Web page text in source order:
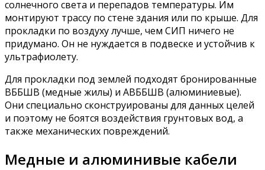
солнечного света и перепадов температуры. Им
монтируют трассу по стене здания или по крыше. Для
прокладки по воздуху лучше, чем СИП ничего не
придумано. Он не нуждается в подвеске и устойчив к
ультрафиолету.
Для прокладки под землей подходят бронированные
ВББШВ (медные жилы) и АВББШВ (алюминиевые).
Они специально сконструированы для данных целей
и поэтому не боятся воздействия грунтовых вод, а
также механических повреждений.
Медные и алюминивые кабели